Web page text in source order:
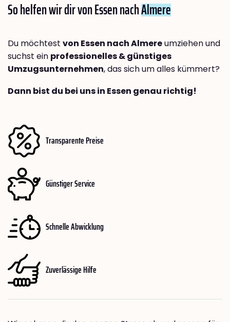
So helfen wir dir von Essen nachAlmere
Du möchtest von Essen nach Almereumziehen und
suchst ein professionelles & günstiges
Umzugsunternehmen, das sich um alles kümmert?
Dann bist du bei uns in Essen genau richtig!
Transparente Preise
Günstiger Service
Schnelle Abwicklung
Zuverlässige Hilfe